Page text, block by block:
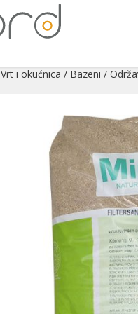
Vrt i okućnica / Bazeni /